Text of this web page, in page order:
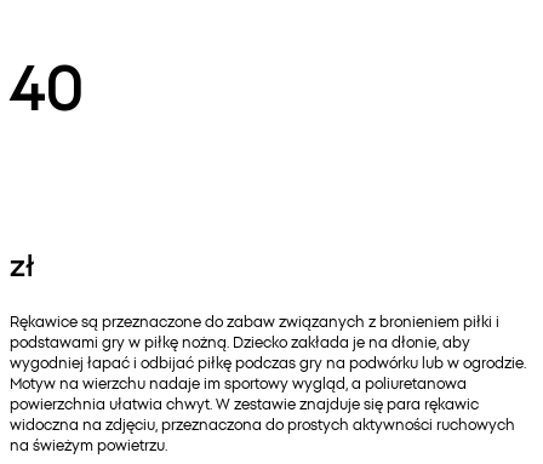
40
zł
Rękawice są przeznaczone do zabaw związanych z bronieniem piłki i
podstawami gry w piłkę nożną. Dziecko zakłada je na dłonie, aby
wygodniej łapać i odbijać piłkę podczas gry na podwórku lub w ogrodzie.
Motyw na wierzchu nadaje im sportowy wygląd, a poliuretanowa
powierzchnia ułatwia chwyt. W zestawie znajduje się para rękawic
widoczna na zdjęciu, przeznaczona do prostych aktywności ruchowych
na świeżym powietrzu.